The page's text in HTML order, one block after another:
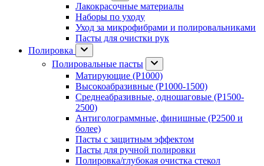
Лакокрасочные материалы
Наборы по уходу
Уход за микрофибрами и полировальниками
Пасты для очистки рук
Полировка
Полировальные пасты
Матирующие (P1000)
Высокоабразивные (P1000-1500)
Среднеабразивные, одношаговые (P1500-
2500)
Антиголограммные, финишные (P2500 и
более)
Пасты с защитным эффектом
Пасты для ручной полировки
Полировка/глубокая очистка стекол